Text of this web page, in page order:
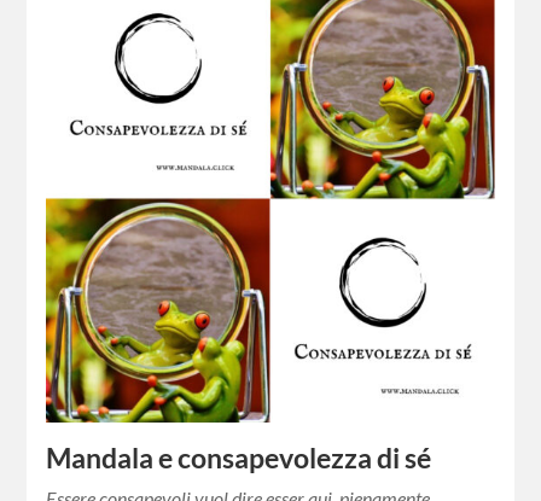
Mandala e consapevolezza di sé